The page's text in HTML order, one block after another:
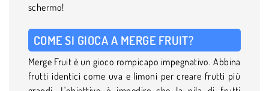
schermo!
COME SI GIOCA A MERGE FRUIT?
Merge Fruit è un gioco rompicapo impegnativo. Abbina
frutti identici come uva e limoni per creare frutti più